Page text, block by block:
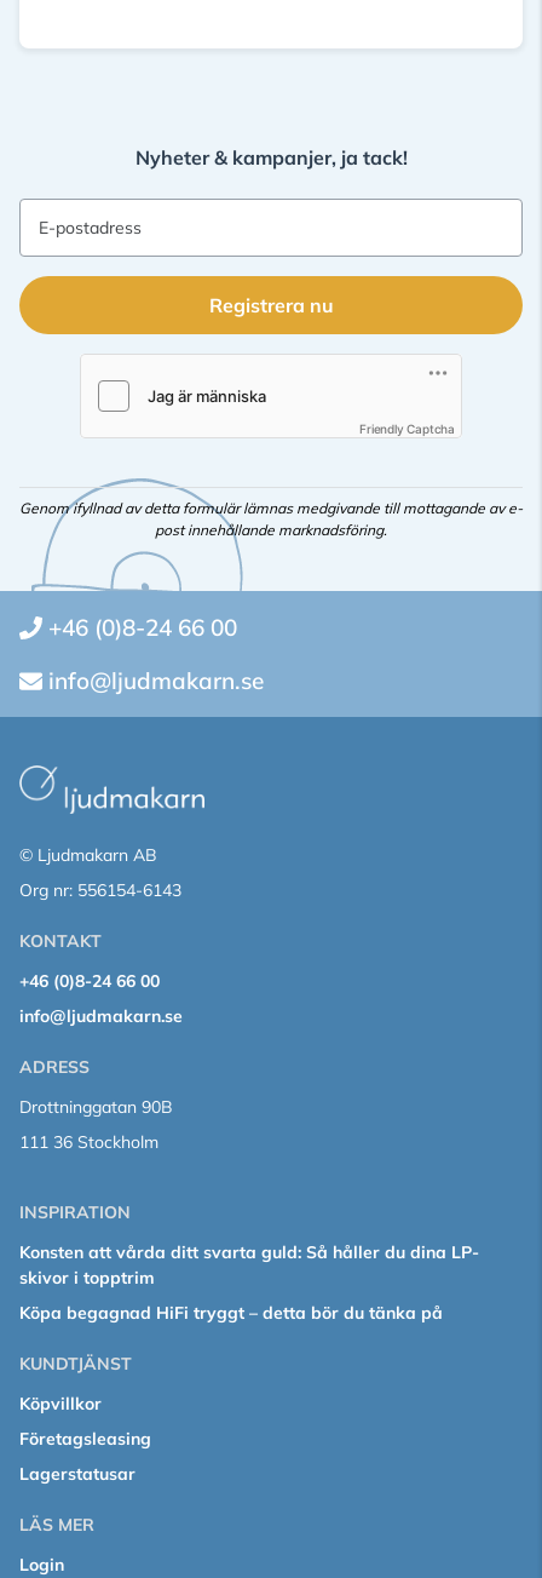
Nyheter & kampanjer, ja tack!
E-postadress
Registrera nu
Friendly Captcha
Genom ifyllnad av detta formulär lämnas medgivande till mottagande av e-
post innehållande marknadsföring.
+46 (0)8-24 66 00
info@ljudmakarn.se
© Ljudmakarn AB
Org nr: 556154-6143
KONTAKT
+46 (0)8-24 66 00
info@ljudmakarn.se
ADRESS
Drottninggatan 90B
111 36 Stockholm
INSPIRATION
Konsten att vårda ditt svarta guld: Så håller du dina LP-
skivor i topptrim
Köpa begagnad HiFi tryggt – detta bör du tänka på
KUNDTJÄNST
Köpvillkor
Företagsleasing
Lagerstatusar
LÄS MER
Login